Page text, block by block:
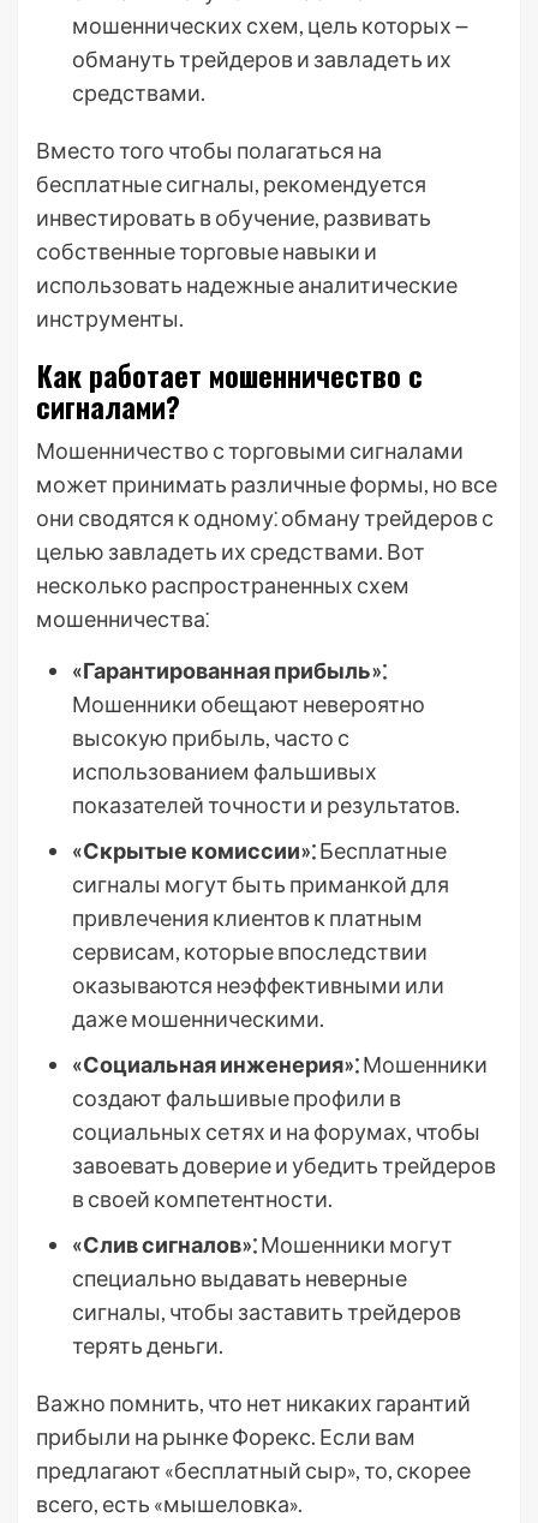
мошеннических схем, цель которых ౼
обмануть трейдеров и завладеть их
средствами.
Вместо того чтобы полагаться на
бесплатные сигналы, рекомендуется
инвестировать в обучение, развивать
собственные торговые навыки и
использовать надежные аналитические
инструменты.
Как работает мошенничество с
сигналами?
Мошенничество с торговыми сигналами
может принимать различные формы, но все
они сводятся к одному⁚ обману трейдеров с
целью завладеть их средствами. Вот
несколько распространенных схем
мошенничества⁚
«Гарантированная прибыль»⁚
Мошенники обещают невероятно
высокую прибыль, часто с
использованием фальшивых
показателей точности и результатов.
«Скрытые комиссии»⁚Бесплатные
сигналы могут быть приманкой для
привлечения клиентов к платным
сервисам, которые впоследствии
оказываются неэффективными или
даже мошенническими.
«Социальная инженерия»⁚Мошенники
создают фальшивые профили в
социальных сетях и на форумах, чтобы
завоевать доверие и убедить трейдеров
в своей компетентности.
«Слив сигналов»⁚Мошенники могут
специально выдавать неверные
сигналы, чтобы заставить трейдеров
терять деньги.
Важно помнить, что нет никаких гарантий
прибыли на рынке Форекс. Если вам
предлагают «бесплатный сыр», то, скорее
всего, есть «мышеловка».